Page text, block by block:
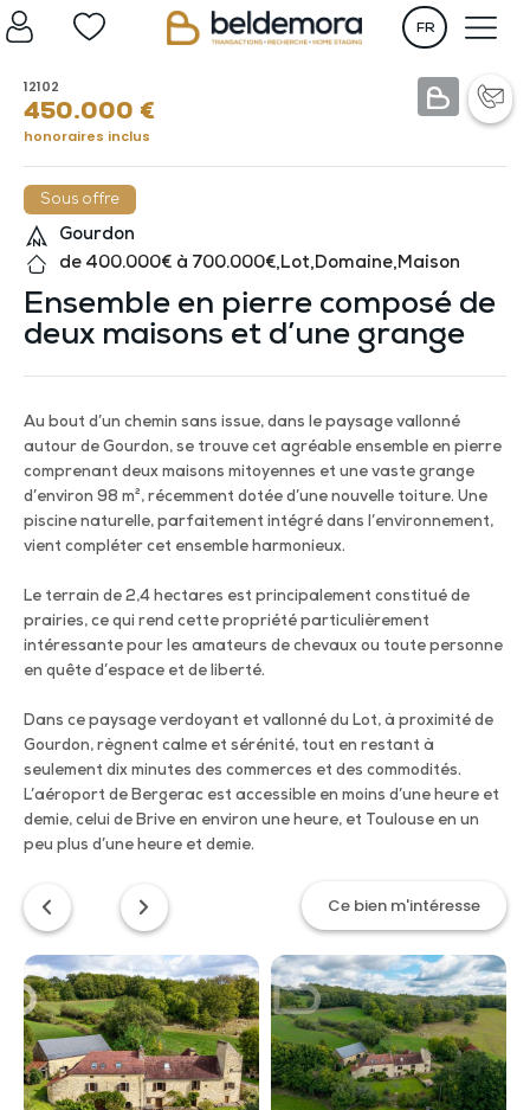
FR
Sous offre
Gourdon
de 400.000€ à 700.000€, Lot, Domaine, Maison
Ensemble en pierre composé de
deux maisons et d’une grange
Au bout d’un chemin sans issue, dans le paysage vallonné
autour de Gourdon, se trouve cet agréable ensemble en pierre
comprenant deux maisons mitoyennes et une vaste grange
d’environ 98 m², récemment dotée d’une nouvelle toiture. Une
piscine naturelle, parfaitement intégré dans l’environnement,
vient compléter cet ensemble harmonieux.
Le terrain de 2,4 hectares est principalement constitué de
prairies, ce qui rend cette propriété particulièrement
intéressante pour les amateurs de chevaux ou toute personne
en quête d’espace et de liberté.
Dans ce paysage verdoyant et vallonné du Lot, à proximité de
Gourdon, règnent calme et sérénité, tout en restant à
seulement dix minutes des commerces et des commodités.
L’aéroport de Bergerac est accessible en moins d’une heure et
demie, celui de Brive en environ une heure, et Toulouse en un
peu plus d’une heure et demie.
Ce bien m'intéresse
12102
450.000 €
honoraires inclus